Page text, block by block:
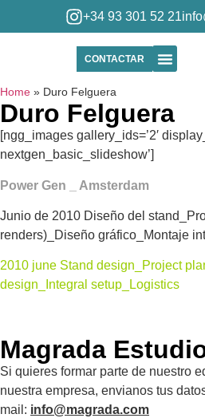
+34 93 301 52 21
CONTACTAR
Home » Duro Felguera
Duro Felguera
[ngg_images gallery_ids=’2′
nextgen_basic_slideshow’]
Power Gen _ Amsterdam
Junio de 2010 Diseño del
renders)_Diseño gráfico_Montaje
2010 june Stand design_Project
design_Integral setup_Logistics
Magrada
Si quieres formar parte de nuestro
nuestra empresa, envianos tus
mail: info@magrada.com